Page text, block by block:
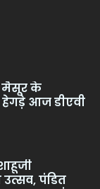
मैसूर के
हेगड़े आज डीएवी
उत्सव, पंडित